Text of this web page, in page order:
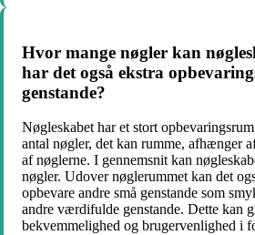
Hvor mange nøgler kan
har det også ekstra
genstande?
Nøgleskabet har et stort
antal nøgler, det kan rumme, afhænger
af nøglerne. I gennemsnit kan
nøgler. Udover nøglerummet kan det
opbevare andre små genstande som
andre værdifulde genstande. Dette kan
bekvemmelighed og brugervenlighed i